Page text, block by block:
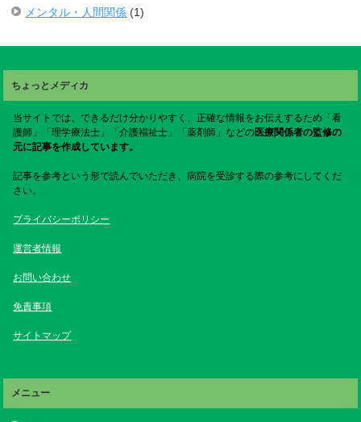
メンタル・人間関係 (1)
ちょっとメディカ
当サイトでは、できるだけ分かりやすく、正確な情報をお伝えするため「看
護師」「理学療法士」「介護福祉士」「薬剤師」などの医療関係者の監修の
元に記事を作成しています。
記事を参考という形で読んでいただき、病院を受診する際の参考にしてくだ
さい。
プライバシーポリシー
運営者情報
お問い合わせ
免責事項
サイトマップ
メニュー